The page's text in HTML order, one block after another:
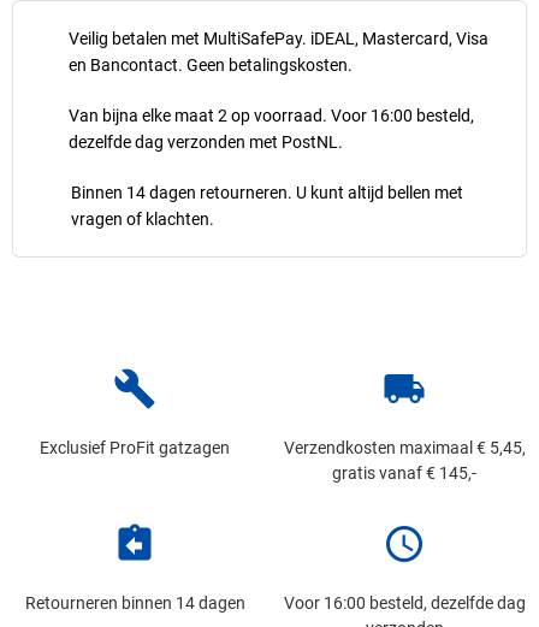
Veilig betalen met MultiSafePay. iDEAL, Mastercard, Visa
en Bancontact. Geen betalingskosten.
Van bijna elke maat 2 op voorraad. Voor 16:00 besteld,
dezelfde dag verzonden met PostNL.
Binnen 14 dagen retourneren. U kunt altijd bellen met
vragen of klachten.
build
Exclusief ProFit gatzagen
local_shipping
Verzendkosten maximaal € 5,45,
gratis vanaf € 145,-
assignment_return
Retourneren binnen 14 dagen
schedule
Voor 16:00 besteld, dezelfde dag